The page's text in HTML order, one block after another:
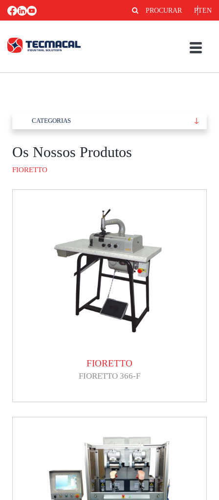
EN
PT
PROCURAR
CATEGORIAS
Os Nossos Produtos
FIORETTO
FIORETTO
FIORETTO 366-F